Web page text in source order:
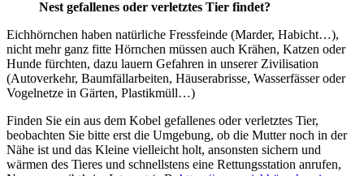
Nest gefallenes oder verletztes Tier findet?
Eichhörnchen haben natürliche Fressfeinde (Marder, Habicht…),
nicht mehr ganz fitte Hörnchen müssen auch Krähen, Katzen oder
Hunde fürchten, dazu lauern Gefahren in unserer Zivilisation
(Autoverkehr, Baumfällarbeiten, Häuserabrisse, Wasserfässer oder
Vogelnetze in Gärten, Plastikmüll…)
Finden Sie ein aus dem Kobel gefallenes oder verletztes Tier,
beobachten Sie bitte erst die Umgebung, ob die Mutter noch in der
Nähe ist und das Kleine vielleicht holt, ansonsten sichern und
wärmen des Tieres und schnellstens eine Rettungsstation anrufen,